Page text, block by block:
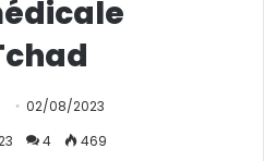
n
02/08/2023
4
469